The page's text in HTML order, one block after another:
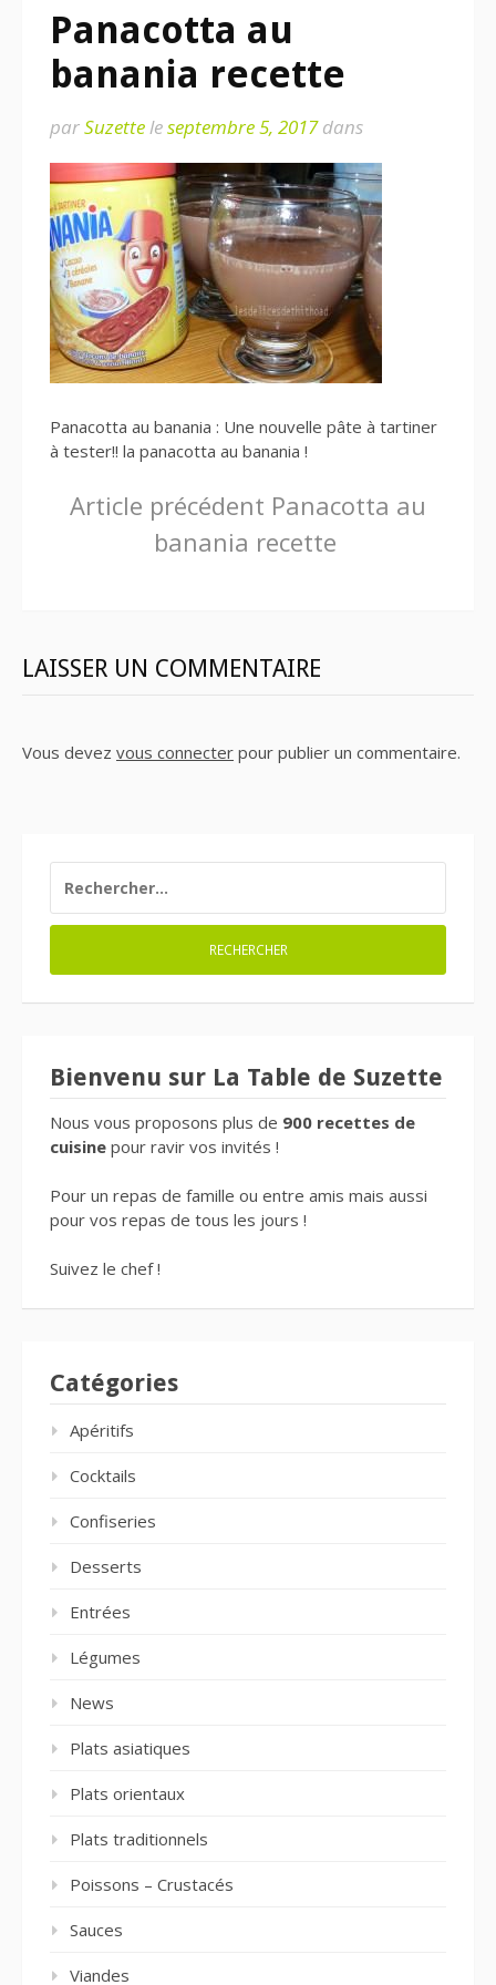
Panacotta au
banania recette
parSuzetteleseptembre 5, 2017dans
Panacotta au banania : Une nouvelle pâte à tartiner
à tester!! la panacotta au banania !
Lire
Article précédent Panacotta au
banania recette
LAISSER UN COMMENTAIRE
Vous devez vous connecter pour publier un commentaire.
Bienvenu sur La Table de Suzette
Nous vous proposons plus de 900 recettes de
cuisine pour ravir vos invités !
Pour un repas de famille ou entre amis mais aussi
pour vos repas de tous les jours !
Suivez le chef !
Catégories
Apéritifs
Cocktails
Confiseries
Desserts
Entrées
Légumes
News
Plats asiatiques
Plats orientaux
Plats traditionnels
Poissons – Crustacés
Sauces
Viandes